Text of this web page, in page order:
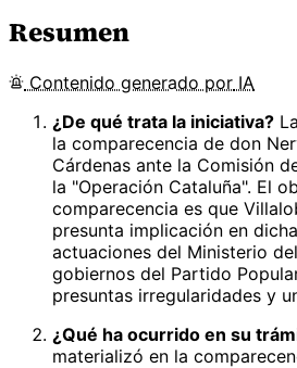
Resumen
Contenido generado por IA
¿De qué trata la iniciativa?
la comparecencia de don
Cárdenas ante la Comisión
la "Operación Cataluña". El
comparecencia es que
presunta implicación en
actuaciones del Ministerio
gobiernos del Partido
presuntas irregularidades y
¿Qué ha ocurrido en su
materializó en la